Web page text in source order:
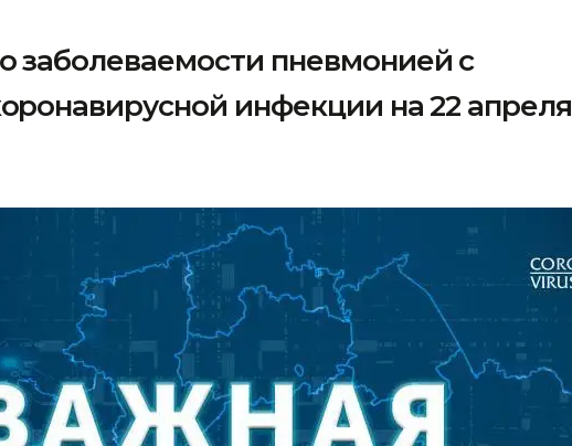
заболеваемости пневмонией с
инфекции на 22 апреля